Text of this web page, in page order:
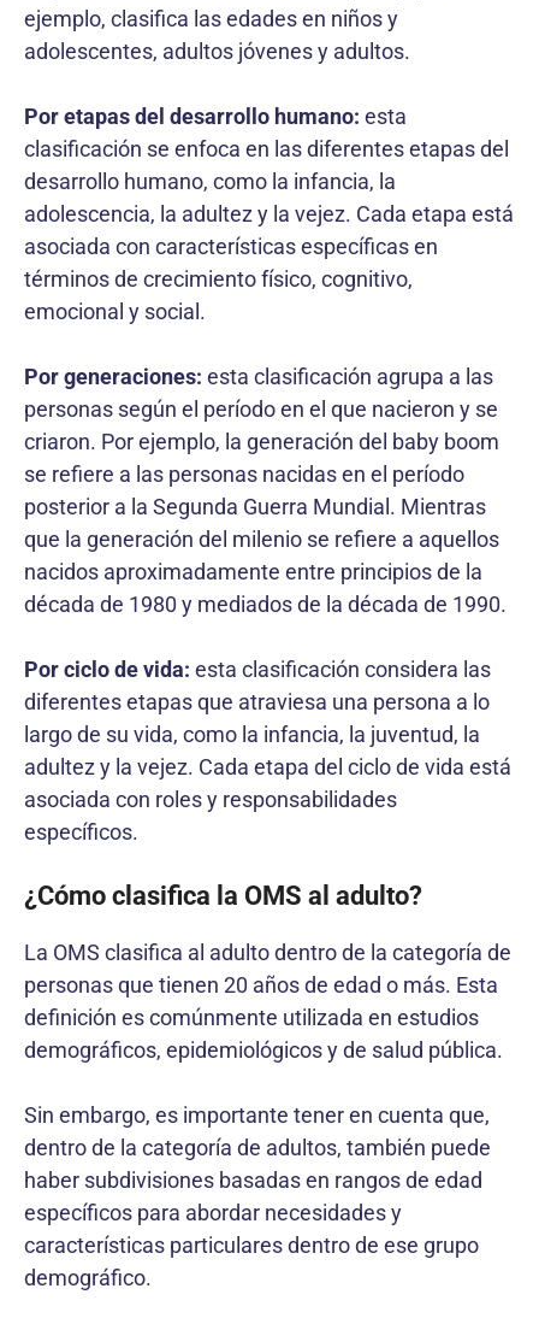
ejemplo, clasifica las edades en niños y
adolescentes, adultos jóvenes y adultos.
Por etapas del desarrollo humano: esta
clasificación se enfoca en las diferentes etapas del
desarrollo humano, como la infancia, la
adolescencia, la adultez y la vejez. Cada etapa está
asociada con características específicas en
términos de crecimiento físico, cognitivo,
emocional y social.
Por generaciones: esta clasificación agrupa a las
personas según el período en el que nacieron y se
criaron. Por ejemplo, la generación del baby boom
se refiere a las personas nacidas en el período
posterior a la Segunda Guerra Mundial. Mientras
que la generación del milenio se refiere a aquellos
nacidos aproximadamente entre principios de la
década de 1980 y mediados de la década de 1990.
Por ciclo de vida: esta clasificación considera las
diferentes etapas que atraviesa una persona a lo
largo de su vida, como la infancia, la juventud, la
adultez y la vejez. Cada etapa del ciclo de vida está
asociada con roles y responsabilidades
específicos.
¿Cómo clasifica la OMS al adulto?
La OMS clasifica al adulto dentro de la categoría de
personas que tienen 20 años de edad o más. Esta
definición es comúnmente utilizada en estudios
demográficos, epidemiológicos y de salud pública.
Sin embargo, es importante tener en cuenta que,
dentro de la categoría de adultos, también puede
haber subdivisiones basadas en rangos de edad
específicos para abordar necesidades y
características particulares dentro de ese grupo
demográfico.